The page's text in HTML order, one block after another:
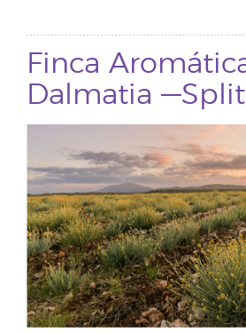
Finca
Dalmatia